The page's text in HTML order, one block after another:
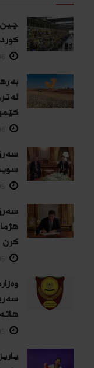
چین
كرن